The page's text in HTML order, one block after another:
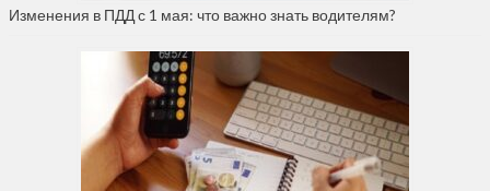
Изменения в ПДД с 1 мая: что важно знать водителям?